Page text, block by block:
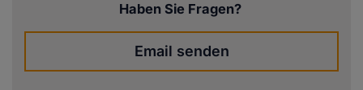
Haben Sie Fragen?
Email senden